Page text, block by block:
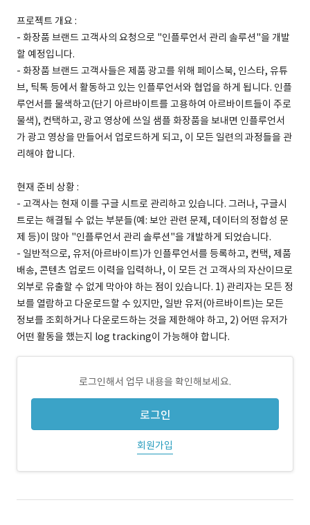
프로젝트 개요 :
- 화장품 브랜드 고객사의 요청으로 "인플루언서 관리 솔루션"을 개발
할 예정입니다.
- 화장품 브랜드 고객사들은 제품 광고를 위해 페이스북, 인스타, 유튜
브, 틱톡 등에서 활동하고 있는 인플루언서와 협업을 하게 됩니다. 인플
루언서를 물색하고(단기 아르바이트를 고용하여 아르바이트들이 주로
물색), 컨택하고, 광고 영상에 쓰일 샘플 화장품을 보내면 인플루언서
가 광고 영상을 만들어서 업로드하게 되고, 이 모든 일련의 과정들을 관
리해야 합니다.
현재 준비 상황 :
- 고객사는 현재 이를 구글 시트로 관리하고 있습니다. 그러나, 구글시
트로는 해결될 수 없는 부분들(예: 보안 관련 문제, 데이터의 정합성 문
제 등)이 많아 "인플루언서 관리 솔루션"을 개발하게 되었습니다.
- 일반적으로, 유저(아르바이트)가 인플루언서를 등록하고, 컨택, 제품
배송, 콘텐츠 업로드 이력을 입력하나, 이 모든 건 고객사의 자산이므로
외부로 유출할 수 없게 막아야 하는 점이 있습니다. 1) 관리자는 모든 정
보를 열람하고 다운로드할 수 있지만, 일반 유저(아르바이트)는 모든
정보를 조회하거나 다운로드하는 것을 제한해야 하고, 2) 어떤 유저가
어떤 활동을 했는지 log tracking이 가능해야 합니다.
로그인해서 업무 내용을 확인해보세요.
로그인
회원가입